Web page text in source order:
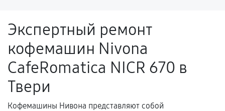
Поломка установленной детали при
нормальной эксплуатации в течение
гарантийного срока.
Несоответствие комплектующей заявленным
техническим характеристикам.
Экспертный ремонт
кофемашин Nivona
CafeRomatica NICR 670 в
Твери
Кофемашины Нивона представляют собой